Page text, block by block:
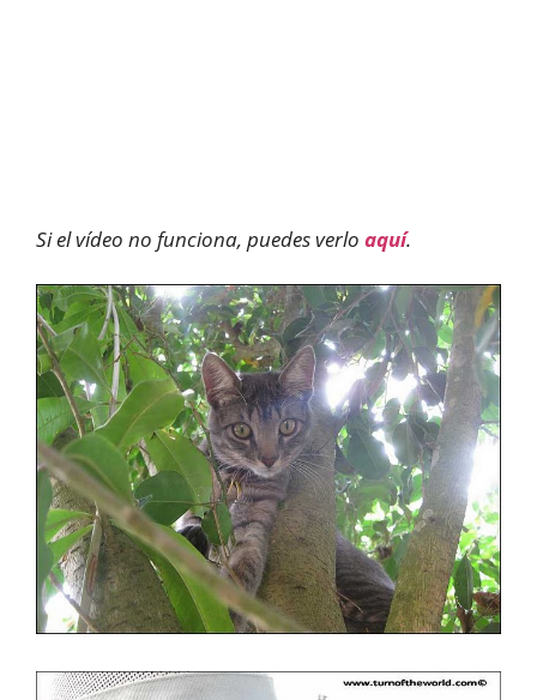
Si el vídeo no funciona, puedes verlo aquí.